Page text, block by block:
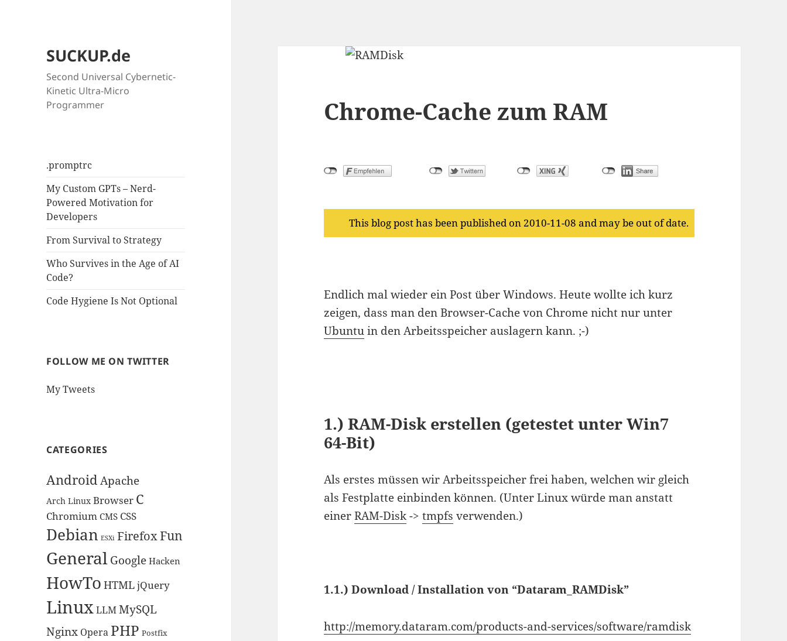
SUCKUP.de
Second Universal Cybernetic-
Kinetic Ultra-Micro
Programmer
.promptrc
My Custom GPTs – Nerd-
Powered Motivation for
Developers
From Survival to Strategy
Who Survives in the Age of AI
Code?
Code Hygiene Is Not Optional
FOLLOW ME ON TWITTER
My Tweets
CATEGORIES
AndroidApache
Arch Linux Browser C
Chromium CMS CSS
Debian ESXi FirefoxFun
GeneralGoogle Hacken
HowTo HTMLjQuery
LinuxLLMMySQL
Nginx Opera PHP Postfix
Chrome-Cache zum RAM
This blog post has been published on 2010-11-08 and may be out of date.
Endlich mal wieder ein Post über Windows. Heute wollte ich kurz
zeigen, dass man den Browser-Cache von Chrome nicht nur unter
Ubuntuin den Arbeitsspeicher auslagern kann. ;-)
1.) RAM-Disk erstellen (getestet unter Win7
64-Bit)
Als erstes müssen wir Arbeitsspeicher frei haben, welchen wir gleich
als Festplatte einbinden können. (Unter Linux würde man anstatt
einerRAM-Disk->tmpfs verwenden.)
1.1.) Download / Installation von “Dataram_RAMDisk”
http://memory.dataram.com/products-and-services/software/ramdisk